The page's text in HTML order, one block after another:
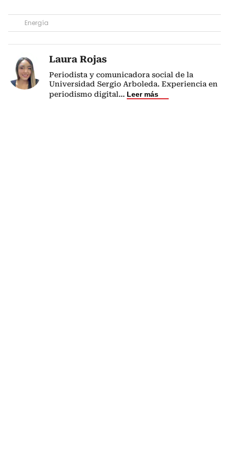
Energía
Laura Rojas
Periodista y comunicadora social de la
Universidad Sergio Arboleda. Experiencia en
periodismo digital... Leer más